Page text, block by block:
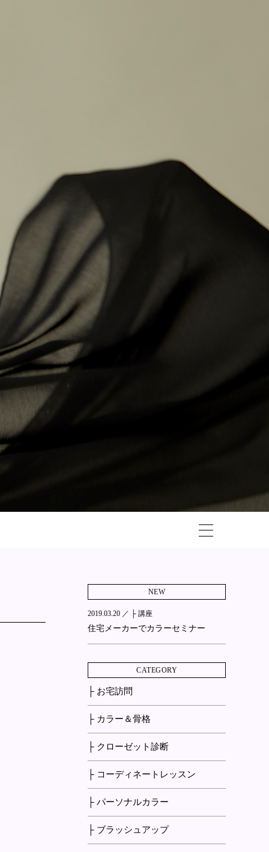
NEW
2019.03.20 ／ ├ 講座
住宅メーカーでカラーセミナー
CATEGORY
├ お宅訪問
├ カラー＆骨格
├ クローゼット診断
├ コーディネートレッスン
├ パーソナルカラー
├ ブラッシュアップ